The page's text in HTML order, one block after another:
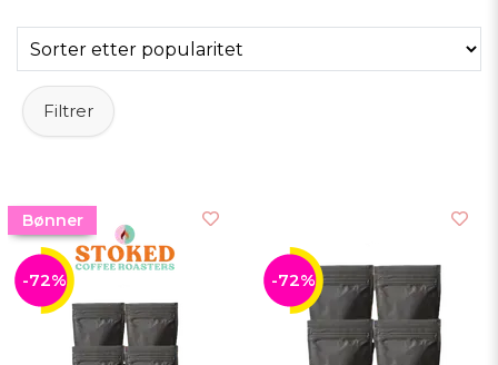
Filtrer
Bønner
-72% -72%